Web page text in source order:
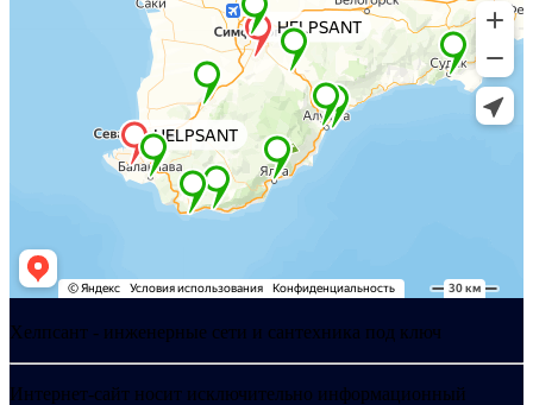
Хелпсант - инженерные сети и сантехника под ключ
Интернет-сайт носит исключительно информационный